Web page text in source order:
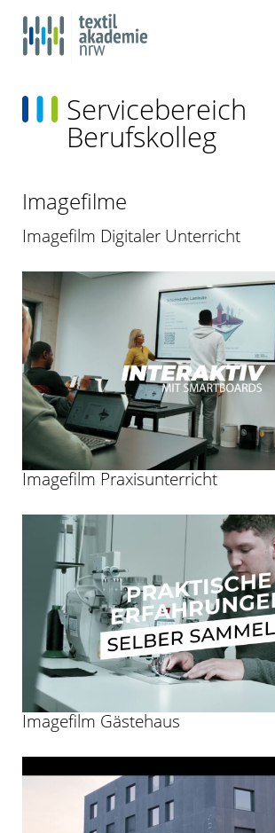
Servicebereich
Berufskolleg
Imagefilme
Imagefilm Digitaler Unterricht
Imagefilm Praxisunterricht
Imagefilm Gästehaus